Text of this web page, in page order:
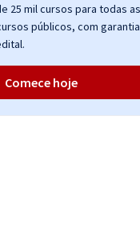
25 mil cursos para todas as
públicos, com
Comece hoje